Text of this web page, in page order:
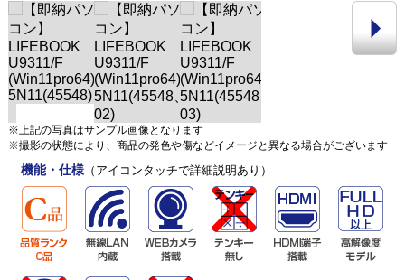
※上記の写真はサンプル画像となります
※撮影の状態により、商品の発色や傷などイメージと異なる場合がございます
機能・仕様（アイコンタッチで詳細説明あり）